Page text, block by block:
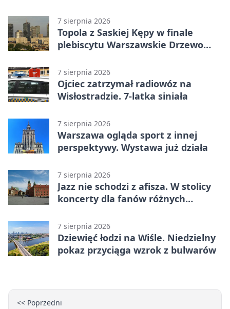
7 sierpnia 2026
Topola z Saskiej Kępy w finale
plebiscytu Warszawskie Drzewo
7 sierpnia 2026
Ojciec zatrzymał radiowóz na
Wisłostradzie. 7-latka siniała
7 sierpnia 2026
Warszawa ogląda sport z innej
perspektywy. Wystawa już działa
7 sierpnia 2026
Jazz nie schodzi z afisza. W stolicy
koncerty dla fanów różnych
7 sierpnia 2026
Dziewięć łodzi na Wiśle. Niedzielny
pokaz przyciąga wzrok z bulwarów
<< Poprzedni